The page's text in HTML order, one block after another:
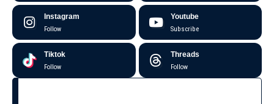
Instagram
Follow
Youtube
Subscribe
Tiktok
Follow
Threads
Follow